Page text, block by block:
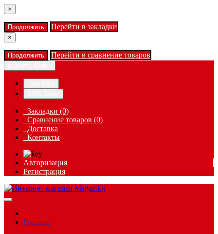
×
Продолжить Перейти в закладки
×
Продолжить Перейти в сравнение товаров
Закладки (0)
Сравнение товаров (0)
Доставка
Контакты
Авторизация
Регистрация
Главная